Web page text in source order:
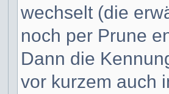
wechselt (die
noch per Prune
Dann die
vor kurzem auch